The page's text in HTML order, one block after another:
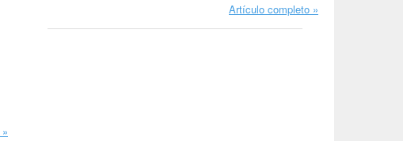
Artículo completo